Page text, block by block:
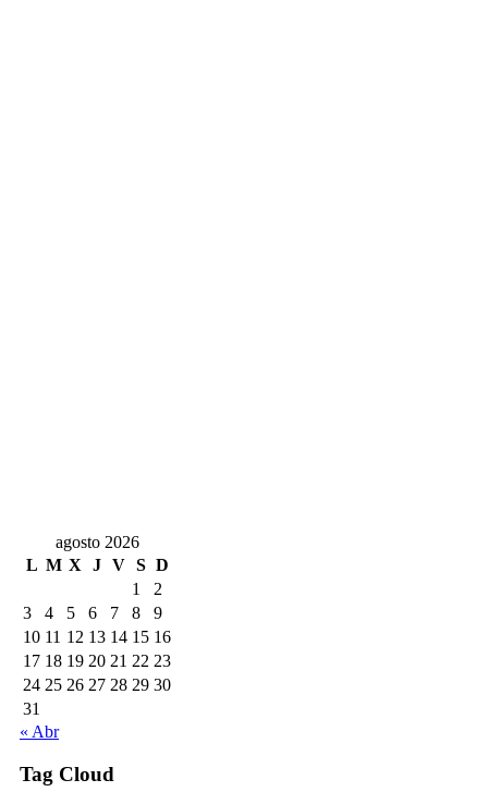
agosto 2026
L M X J V S D
1
2
3
4 5 6 7 8
9
10 11 12 13 14 15 16
17 18 19 20 21 22 23
24 25 26 27 28 29 30
31
« Abr
Tag Cloud